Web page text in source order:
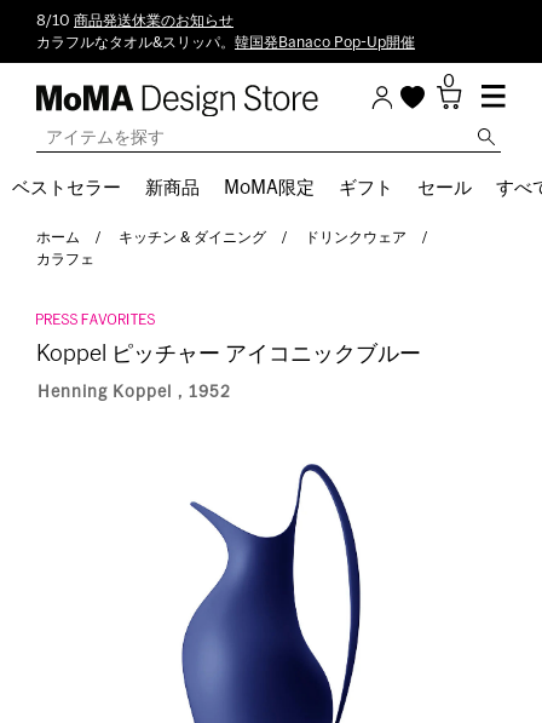
8/10 商品発送休業のお知らせ
カラフルなタオル&スリッパ。 韓国発Banaco Pop-Up開催
0
ベストセラー 新商品 MoMA限定 ギフト セール すべ
ホーム キッチン & ダイニング
ドリンクウェア
カラフェ
Koppel ピッチャー アイコニックブルー
Henning Koppel，1952